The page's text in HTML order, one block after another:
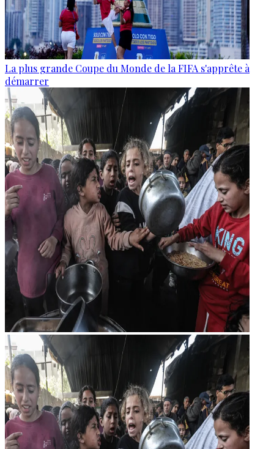
La plus grande Coupe du Monde de la FIFA s'apprête à
démarrer